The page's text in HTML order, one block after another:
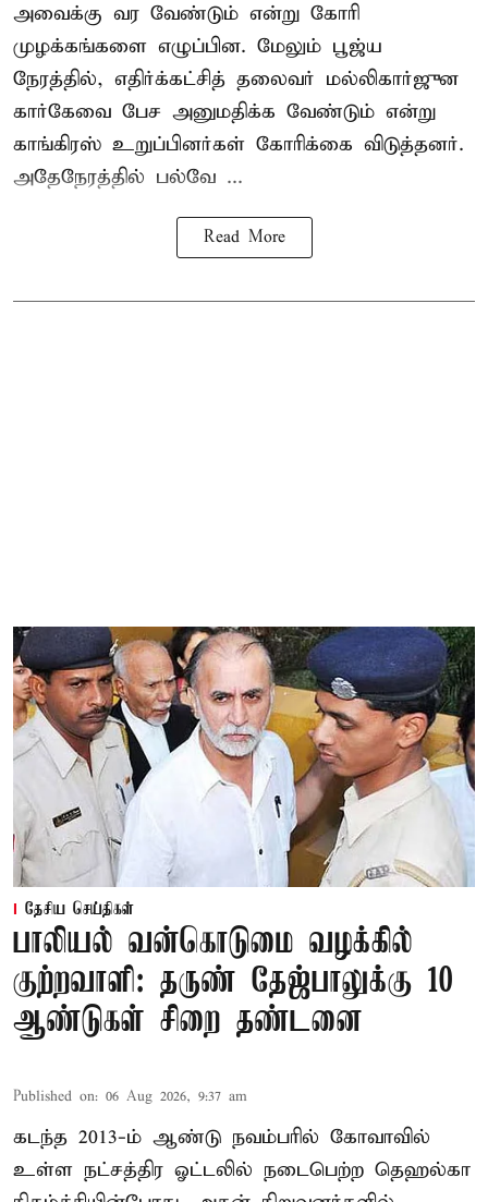
அவைக்கு வர வேண்டும் என்று கோரி
முழக்கங்களை எழுப்பின. மேலும் பூஜ்ய
நேரத்தில், எதிர்க்கட்சித் தலைவர் மல்லிகார்ஜுன
கார்கேவை பேச அனுமதிக்க வேண்டும் என்று
காங்கிரஸ் உறுப்பினர்கள் கோரிக்கை விடுத்தனர்.
அதேநேரத்தில் பல்வே ...
Read More
தேசிய செய்திகள்
பாலியல் வன்கொடுமை வழக்கில்
குற்றவாளி: தருண் தேஜ்பாலுக்கு 10
ஆண்டுகள் சிறை தண்டனை
Published on: 06 Aug 2026, 9:37 am
கடந்த 2013-ம் ஆண்டு நவம்பரில் கோவாவில்
உள்ள நட்சத்திர ஓட்டலில் நடைபெற்ற தெஹல்கா